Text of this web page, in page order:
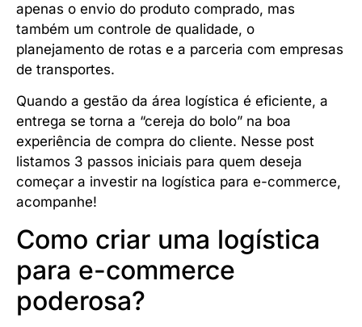
apenas o envio do produto comprado, mas
também um controle de qualidade, o
planejamento de rotas e a parceria com empresas
de transportes.
Quando a gestão da área logística é eficiente, a
entrega se torna a “cereja do bolo” na boa
experiência de compra do cliente. Nesse post
listamos 3 passos iniciais para quem deseja
começar a investir na logística para e-commerce,
acompanhe!
Como criar uma logística
para e-commerce
poderosa?